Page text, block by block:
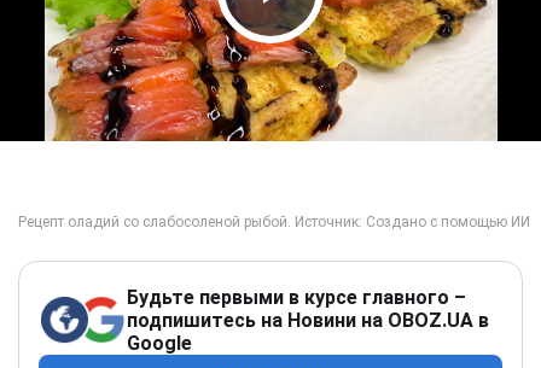
Play Video
Будьте первыми в курсе главного –
подпишитесь на Новини на OBOZ.UA в
Google